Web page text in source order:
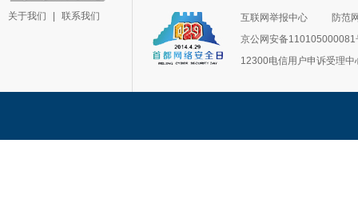
关于我们 联系我们 互联网举报中心
防范
京公网安备110105000081
12300电信用户申诉受理中